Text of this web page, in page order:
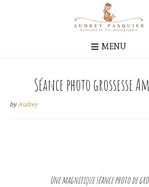
MENU
Séance photo grossesse
byAudrey
Une magnifique séance photo de